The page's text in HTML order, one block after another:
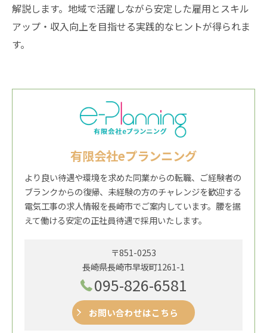
解説します。地域で活躍しながら安定した雇用とスキル
アップ・収入向上を目指せる実践的なヒントが得られま
す。
有限会社eプランニング
より良い待遇や環境を求めた同業からの転職、ご経験者の
ブランクからの復帰、未経験の方のチャレンジを歓迎する
電気工事の求人情報を長崎市でご案内しています。腰を据
えて働ける安定の正社員待遇で採用いたします。
〒851-0253
長崎県長崎市早坂町1261-1
095-826-6581
お問い合わせはこちら